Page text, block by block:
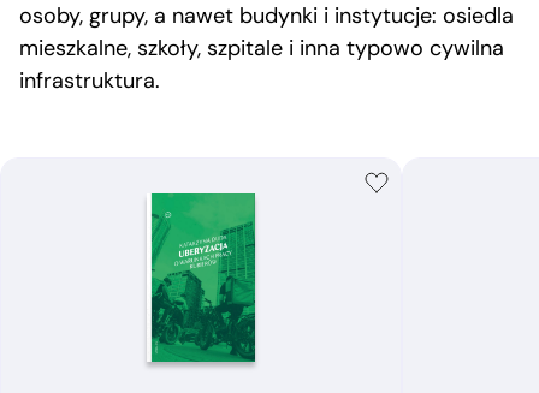
osoby, grupy, a nawet budynki i instytucje: osiedla
mieszkalne, szkoły, szpitale i inna typowo cywilna
infrastruktura.